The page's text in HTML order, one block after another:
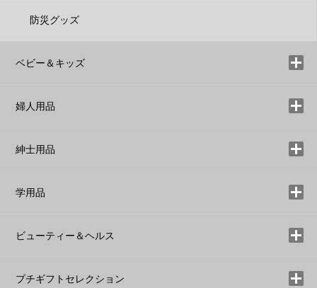
防災グッズ
ベビー＆キッズ
婦人用品
紳士用品
学用品
ビューティー＆ヘルス
プチギフトセレクション